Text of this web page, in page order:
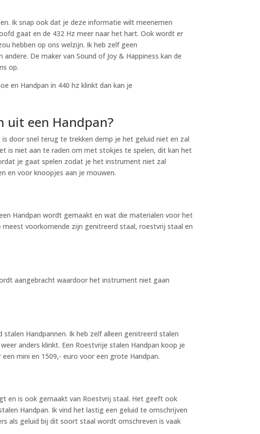
Ik snap ook dat je deze informatie wilt meenemen
gaat en de 432 Hz meer naar het hart. Ook wordt er
hebben op ons welzijn. Ik heb zelf geen
De maker van Sound of Joy & Happiness kan de
op.
en Handpan in 440 hz klinkt dan kan je
uit een Handpan?
door snel terug te trekken demp je het geluid niet en zal
is niet aan te raden om met stokjes te spelen, dit kan het
je gaat spelen zodat je het instrument niet zal
en voor knoopjes aan je mouwen.
Handpan wordt gemaakt en wat die materialen voor het
voorkomende zijn genitreerd staal, roestvrij staal en
aangebracht waardoor het instrument niet gaan
Handpannen. Ik heb zelf alleen genitreerd stalen
anders klinkt. Een Roestvrije stalen Handpan koop je
mini en 1509,- euro voor een grote Handpan.
en is ook gemaakt van Roestvrij staal. Het geeft ook
Handpan. Ik vind het lastig een geluid te omschrijven
als geluid bij dit soort staal wordt omschreven is vaak